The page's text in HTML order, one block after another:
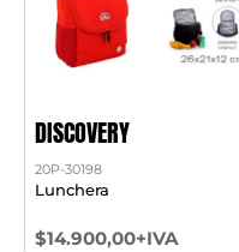
DISCOVERY
20P-30198
Lunchera
$14.900,00+IVA